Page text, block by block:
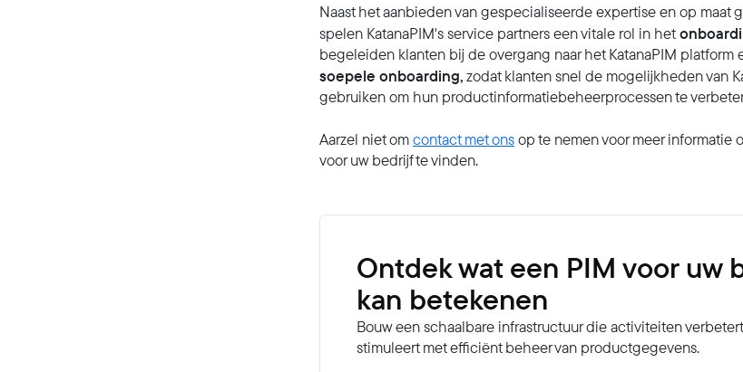
Naast het aanbieden van gespecialiseerde expertise en op maat
spelen KatanaPIM's service partners een vitale rol in het
begeleiden klanten bij de overgang naar het KatanaPIM platform
soepele onboarding,zodat klanten snel de mogelijkheden van
gebruiken om hun productinformatiebeheerprocessen te
Aarzel niet omcontact met onsop te nemen voor meer informatie
voor uw bedrijf te vinden.
Ontdek wat een PIM voor uw
kan betekenen
Bouw een schaalbare infrastructuur die activiteiten
stimuleert met efficiënt beheer van productgegevens.